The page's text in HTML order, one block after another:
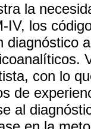
la
IV, los
diagnóstico
con lo
de
al